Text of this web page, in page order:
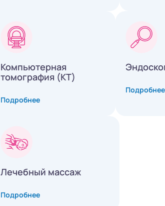
Компьютерная
томография (КТ)
Подробнее
Подробнее
Лечебный массаж
Подробнее